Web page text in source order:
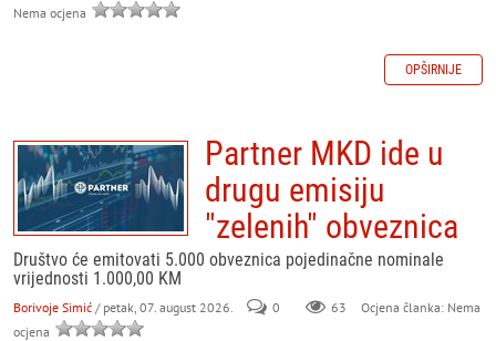
Nema ocjena
OPŠIRNIJE
Partner MKD ide u
drugu emisiju
"zelenih" obveznica
Društvo će emitovati 5.000 obveznica pojedinačne nominale
vrijednosti 1.000,00 KM
Borivoje Simić / petak, 07. august 2026. 0 63
Ocjena članka: Nema
ocjena